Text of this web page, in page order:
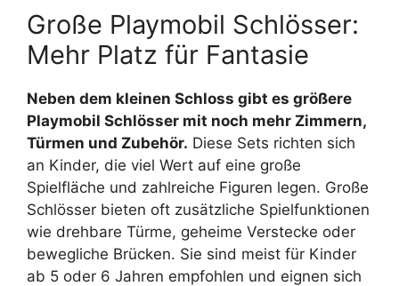
Große Playmobil Schlösser:
Mehr Platz für Fantasie
Neben dem kleinen Schloss gibt es größere
Playmobil Schlösser mit noch mehr Zimmern,
Türmen und Zubehör. Diese Sets richten sich
an Kinder, die viel Wert auf eine große
Spielfläche und zahlreiche Figuren legen. Große
Schlösser bieten oft zusätzliche Spielfunktionen
wie drehbare Türme, geheime Verstecke oder
bewegliche Brücken. Sie sind meist für Kinder
ab 5 oder 6 Jahren empfohlen und eignen sich